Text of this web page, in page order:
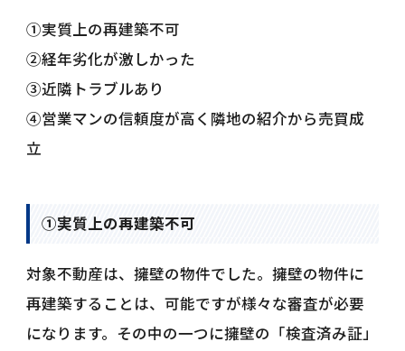
①実質上の再建築不可
➁経年劣化が激しかった
③近隣トラブルあり
④営業マンの信頼度が高く隣地の紹介から売買成
立
①実質上の再建築不可
対象不動産は、擁壁の物件でした。擁壁の物件に
再建築することは、可能ですが様々な審査が必要
になります。その中の一つに擁壁の「検査済み証」